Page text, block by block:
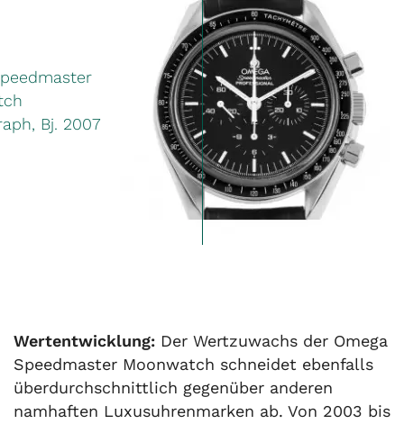
Bj. 2007
Wertentwicklung: Der Wertzuwachs der Omega
Speedmaster Moonwatch schneidet ebenfalls
überdurchschnittlich gegenüber anderen
namhaften Luxusuhrenmarken ab. Von 2003 bis